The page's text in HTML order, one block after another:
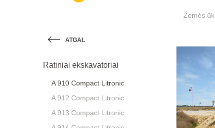
Žemės
ATGAL
Ratiniai ekskavatoriai
A 910 Compact Litronic
A 912 Compact Litronic
A 913 Compact Litronic